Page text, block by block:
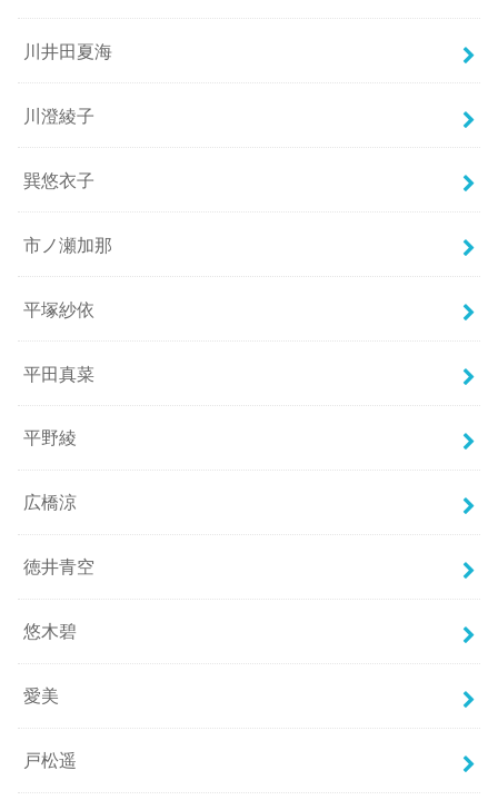
川井田夏海
川澄綾子
巽悠衣子
市ノ瀬加那
平塚紗依
平田真菜
平野綾
広橋涼
徳井青空
悠木碧
愛美
戸松遥